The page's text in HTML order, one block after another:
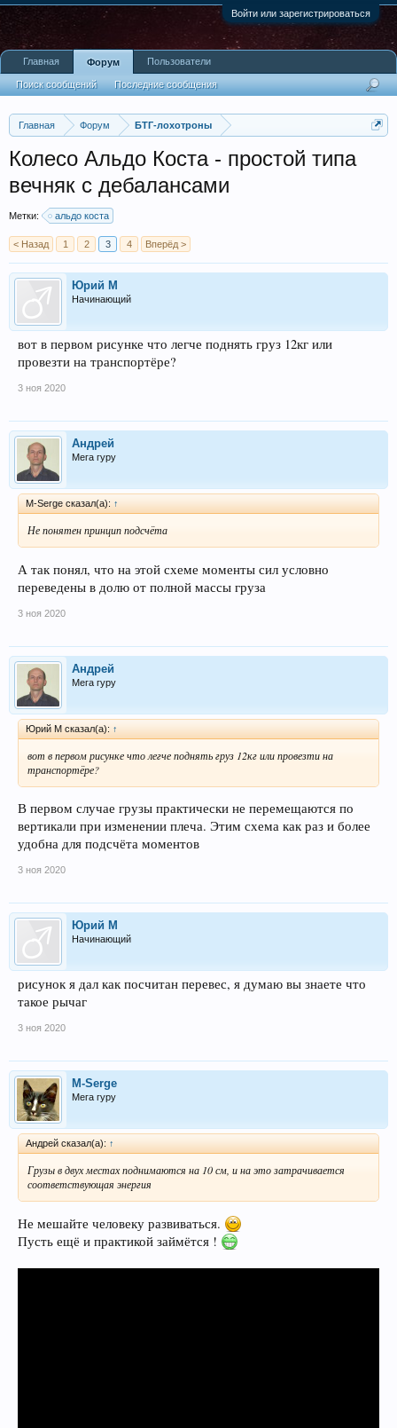
Войти или зарегистрироваться
Главная Форум БТГ-лохотроны
Колесо Альдо Коста - простой типа
вечняк с дебалансами
Метки: альдо коста
< Назад 1 2 3 4 Вперёд >
Юрий М
Начинающий
вот в первом рисунке что легче поднять груз 12кг или
провезти на транспортёре?
3 ноя 2020
Андрей
Мега гуру
M-Serge сказал(а): ↑
Не понятен принцип подсчёта
А так понял, что на этой схеме моменты сил условно
переведены в долю от полной массы груза
3 ноя 2020
Андрей
Мега гуру
Юрий М сказал(а): ↑
вот в первом рисунке что легче поднять груз 12кг или провезти на
транспортёре?
В первом случае грузы практически не перемещаются по
вертикали при изменении плеча. Этим схема как раз и более
удобна для подсчёта моментов
3 ноя 2020
Юрий М
Начинающий
рисунок я дал как посчитан перевес, я думаю вы знаете что
такое рычаг
3 ноя 2020
M-Serge
Мега гуру
Андрей сказал(а): ↑
Грузы в двух местах поднимаются на 10 см, и на это затрачивается
соответствующая энергия
Не мешайте человеку развиваться.
Пусть ещё и практикой займётся !
Главная Форум
Поиск сообщений Последние сообщения
Пользователи